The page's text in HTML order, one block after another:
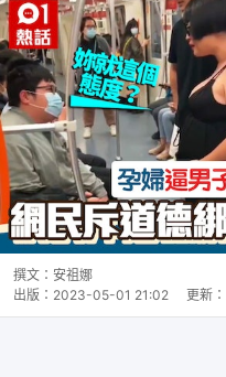
撰文： 安祖娜
出版： 2023-05-01 21:02 更新：